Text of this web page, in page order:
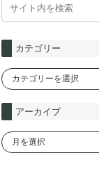
カテゴリー
アーカイブ